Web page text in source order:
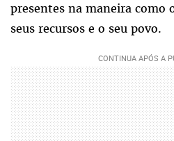
presentes na maneira como
seus recursos e o seu povo.